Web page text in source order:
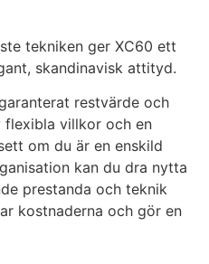
tekniken ger XC60 ett
skandinavisk attityd.
restvärde och
villkor och en
om du är en enskild
kan du dra nytta
prestanda och teknik
kostnaderna och gör en